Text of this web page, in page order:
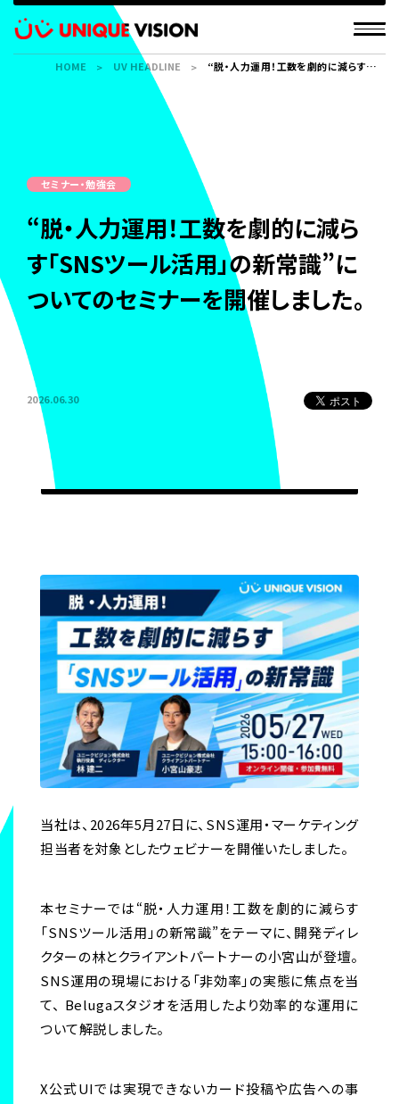
セミナー・勉強会
“脱・人力運用！工数を劇的に減ら
す「SNSツール活用」の新常識”に
ついてのセミナーを開催しました。
2026.06.30
当社は、2026年5月27日に、SNS運用・マーケティング
担当者を対象としたウェビナーを開催いたしました。
本セミナーでは“脱・人力運用！工数を劇的に減らす
「SNSツール活用」の新常識”をテーマに、開発ディレ
クターの林とクライアントパートナーの小宮山が登壇。
SNS運用の現場における「非効率」の実態に焦点を当
て、 Belugaスタジオを活用したより効率的な運用に
ついて解説しました。
X公式UIでは実現できないカード投稿や広告への事
HOME UV HEADLINE
“脱・人力運用！工数を劇的に減らす